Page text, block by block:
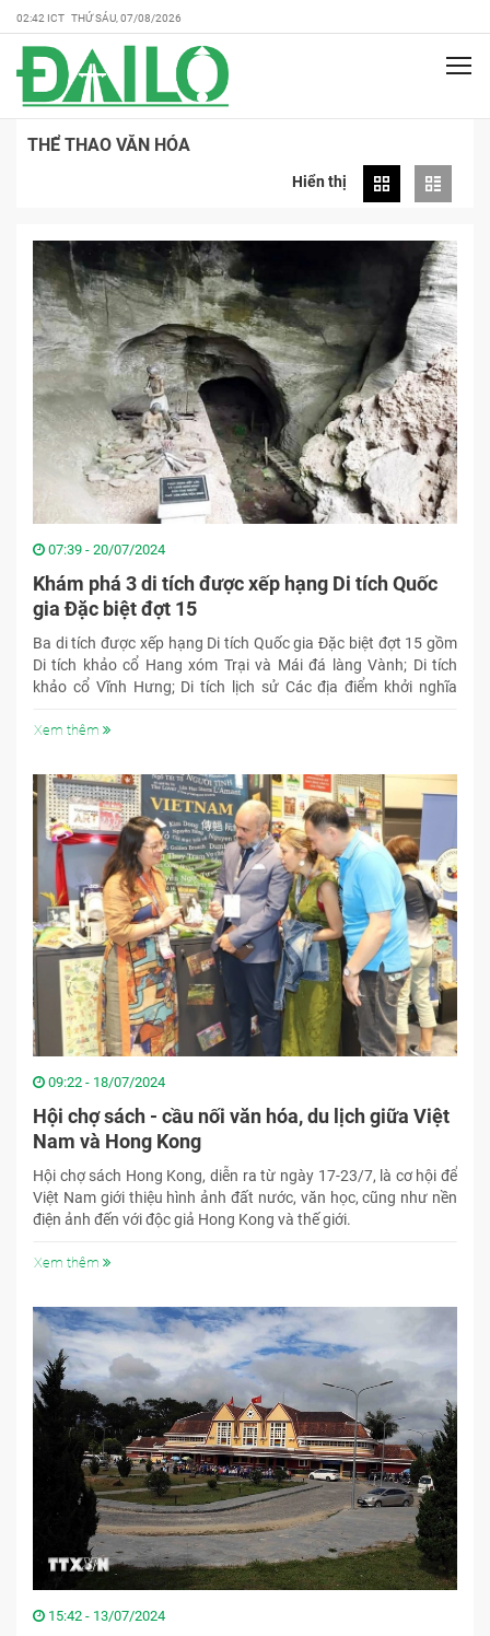
02:42 ICT THỨ SÁU, 07/08/2026
THỂ THAO VĂN HÓA
Hiển thị
07:39 - 20/07/2024
Khám phá 3 di tích được xếp hạng Di tích Quốc
gia Đặc biệt đợt 15
Ba di tích được xếp hạng Di tích Quốc gia Đặc biệt đợt 15 gồm
Di tích khảo cổ Hang xóm Trại và Mái đá làng Vành; Di tích
khảo cổ Vĩnh Hưng; Di tích lịch sử Các địa điểm khởi nghĩa
Xem thêm
09:22 - 18/07/2024
Hội chợ sách - cầu nối văn hóa, du lịch giữa Việt
Nam và Hong Kong
Hội chợ sách Hong Kong, diễn ra từ ngày 17-23/7, là cơ hội để
Việt Nam giới thiệu hình ảnh đất nước, văn học, cũng như nền
điện ảnh đến với độc giả Hong Kong và thế giới.
Xem thêm
15:42 - 13/07/2024